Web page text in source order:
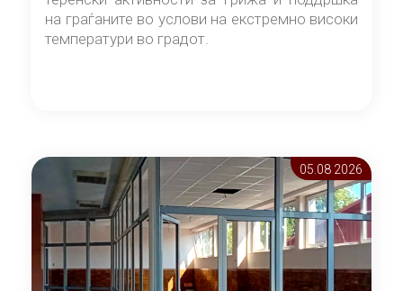
на граѓаните во услови на екстремно високи
температури во градот.
05.08 2026